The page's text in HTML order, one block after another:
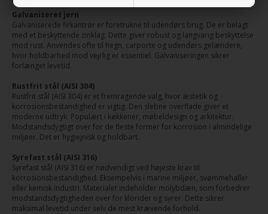
Galvaniseret jern
Galvaniserede firkantrør er foretrukne til udendørs brug. De er belagt
med et beskyttende zinklag. Dette giver robust og langvarig beskyttelse
mod rust. Anvendes ofte til hegn, carporte og udendørs gelændere,
hvor holdbarhed mod vejrlig er essentiel. Galvaniseringen sikrer
forlænget levetid.
Rustfrit stål (AISI 304)
Rustfrit stål (AISI 304) er et fremragende valg, hvor æstetik og
korrosionsbestandighed er vigtig. Den slebne overflade giver et
moderne udtryk. Populært i køkkener, møbeldesign og arkitektur.
Modstandsdygtigt over for de fleste former for korrosion i almindelige
miljøer. Det er hygiejnisk og holdbart.
Syrefast stål (AISI 316)
Syrefast stål (AISI 316) er nødvendigt ved højeste krav til
korrosionsbestandighed. Eksempelvis i marine miljøer, svømmehaller
eller kemisk industri. Materialet indeholder molybdæn, som forbedrer
modstandsdygtigheden over for klorider og syrer. Dette sikrer
maksimal levetid under selv de mest krævende forhold.